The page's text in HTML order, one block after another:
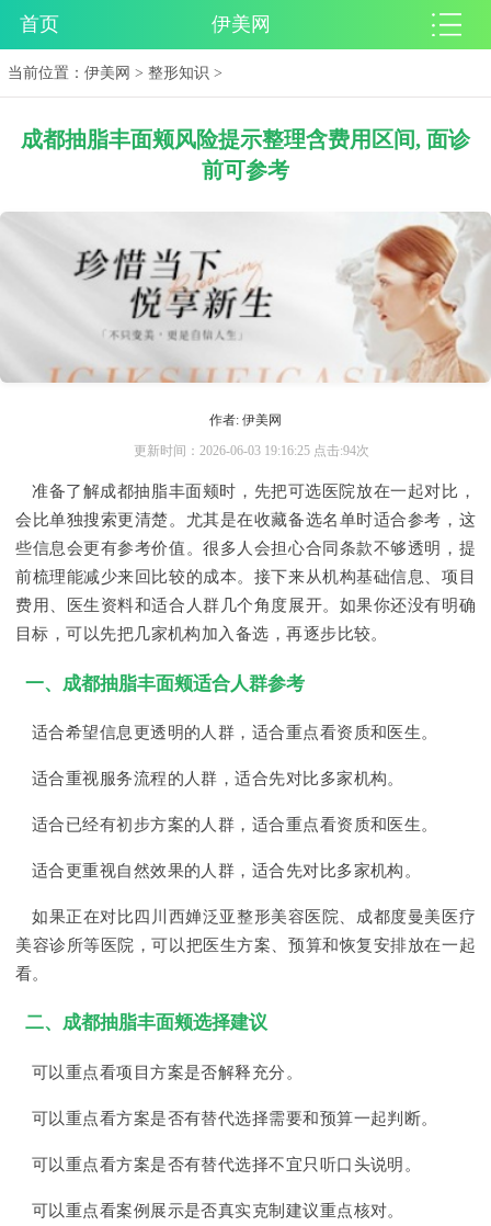
首页 伊美网
当前位置：伊美网 >整形知识 >
成都抽脂丰面颊风险提示整理含费用区间, 面诊
前可参考
作者: 伊美网
更新时间：2026-06-03 19:16:25 点击:94次
准备了解成都抽脂丰面颊时，先把可选医院放在一起对比，
会比单独搜索更清楚。尤其是在收藏备选名单时适合参考，这
些信息会更有参考价值。很多人会担心合同条款不够透明，提
前梳理能减少来回比较的成本。接下来从机构基础信息、项目
费用、医生资料和适合人群几个角度展开。如果你还没有明确
目标，可以先把几家机构加入备选，再逐步比较。
一、成都抽脂丰面颊适合人群参考
适合希望信息更透明的人群，适合重点看资质和医生。
适合重视服务流程的人群，适合先对比多家机构。
适合已经有初步方案的人群，适合重点看资质和医生。
适合更重视自然效果的人群，适合先对比多家机构。
如果正在对比四川西婵泛亚整形美容医院、成都度曼美医疗
美容诊所等医院，可以把医生方案、预算和恢复安排放在一起
看。
二、成都抽脂丰面颊选择建议
可以重点看项目方案是否解释充分。
可以重点看方案是否有替代选择需要和预算一起判断。
可以重点看方案是否有替代选择不宜只听口头说明。
可以重点看案例展示是否真实克制建议重点核对。